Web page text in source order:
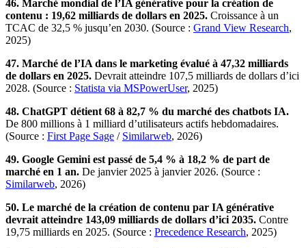
46. Marché mondial de l’IA générative pour la création de
contenu : 19,62 milliards de dollars en 2025. Croissance à un
TCAC de 32,5 % jusqu’en 2030. (Source : Grand View Research,
2025)
47. Marché de l’IA dans le marketing évalué à 47,32 milliards
de dollars en 2025. Devrait atteindre 107,5 milliards de dollars d’ici
2028. (Source : Statista via MSPowerUser, 2025)
48. ChatGPT détient 68 à 82,7 % du marché des chatbots IA.
De 800 millions à 1 milliard d’utilisateurs actifs hebdomadaires.
(Source : First Page Sage / Similarweb, 2026)
49. Google Gemini est passé de 5,4 % à 18,2 % de part de
marché en 1 an. De janvier 2025 à janvier 2026. (Source :
Similarweb, 2026)
50. Le marché de la création de contenu par IA générative
devrait atteindre 143,09 milliards de dollars d’ici 2035. Contre
19,75 milliards en 2025. (Source : Precedence Research, 2025)